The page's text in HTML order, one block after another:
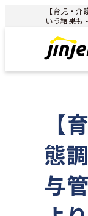
【育児・
いう結果も
【
態
与